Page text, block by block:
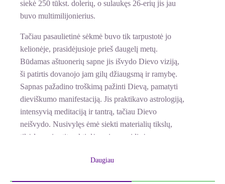
siekė 250 tūkst. dolerių, o sulaukęs 26-erių jis jau
buvo multimilijonierius.
Tačiau pasaulietinė sėkmė buvo tik tarpustotė jo
kelionėje, prasidėjusioje prieš daugelį metų.
Būdamas aštuonerių sapne jis išvydo Dievo viziją,
ši patirtis dovanojo jam gilų džiaugsmą ir ramybę.
Sapnas pažadino troškimą pažinti Dievą, pamatyti
dieviškumo manifestaciją. Jis praktikavo astrologiją,
intensyvią meditaciją ir tantrą, tačiau Dievo
neišvydo. Nusivylęs ėmė siekti materialių tikslų,
tikėdamasis atitraukti dėmesį nuo vidinės
jis suprato, daugiau negalintis ignoruoti savo tikrųjų
Daugiau